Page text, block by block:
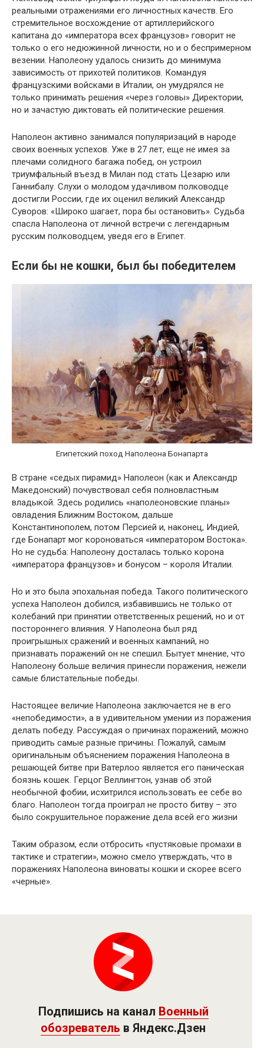
реальными отражениями его личностных качеств. Его
стремительное восхождение от артиллерийского
капитана до «императора всех французов» говорит не
только о его недюжинной личности, но и о беспримерном
везении. Наполеону удалось снизить до минимума
зависимость от прихотей политиков. Командуя
французскими войсками в Италии, он умудрялся не
только принимать решения «через головы» Директории,
но и зачастую диктовать ей политические решения.
Наполеон активно занимался популяризаций в народе
своих военных успехов. Уже в 27 лет, еще не имея за
плечами солидного багажа побед, он устроил
триумфальный въезд в Милан под стать Цезарю или
Ганнибалу. Слухи о молодом удачливом полководце
достигли России, где их оценил великий Александр
Суворов: «Широко шагает, пора бы остановить». Судьба
спасла Наполеона от личной встречи с легендарным
русским полководцем, уведя его в Египет.
Если бы не кошки, был бы победителем
Египетский поход Наполеона Бонапарта
В стране «седых пирамид» Наполеон (как и Александр
Македонский) почувствовал себя полновластным
владыкой. Здесь родились «наполеоновские планы»
овладения Ближним Востоком, дальше
Константинополем, потом Персией и, наконец, Индией,
где Бонапарт мог короноваться «императором Востока».
Но не судьба: Наполеону досталась только корона
«императора французов» и бонусом – короля Италии.
Но и это была эпохальная победа. Такого политического
успеха Наполеон добился, избавившись не только от
колебаний при принятии ответственных решений, но и от
постороннего влияния. У Наполеона был ряд
проигрышных сражений и военных кампаний, но
признавать поражений он не спешил. Бытует мнение, что
Наполеону больше величия принесли поражения, нежели
самые блистательные победы.
Настоящее величие Наполеона заключается не в его
«непобедимости», а в удивительном умении из поражения
делать победу. Рассуждая о причинах поражений, можно
приводить самые разные причины. Пожалуй, самым
оригинальным объяснением поражения Наполеона в
решающей битве при Ватерлоо является его паническая
боязнь кошек. Герцог Веллингтон, узнав об этой
необычной фобии, исхитрился использовать ее себе во
благо. Наполеон тогда проиграл не просто битву – это
было сокрушительное поражение дела всей его жизни
Таким образом, если отбросить «пустяковые промахи в
тактике и стратегии», можно смело утверждать, что в
поражениях Наполеона виноваты кошки и скорее всего
«черные».
Подпишись на канал Военный
обозреватель в Яндекс.Дзен